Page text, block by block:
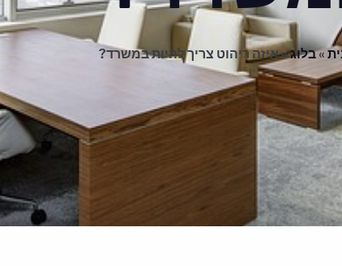
»בלוג»איזה ריהוט צריך להיות במשרד?